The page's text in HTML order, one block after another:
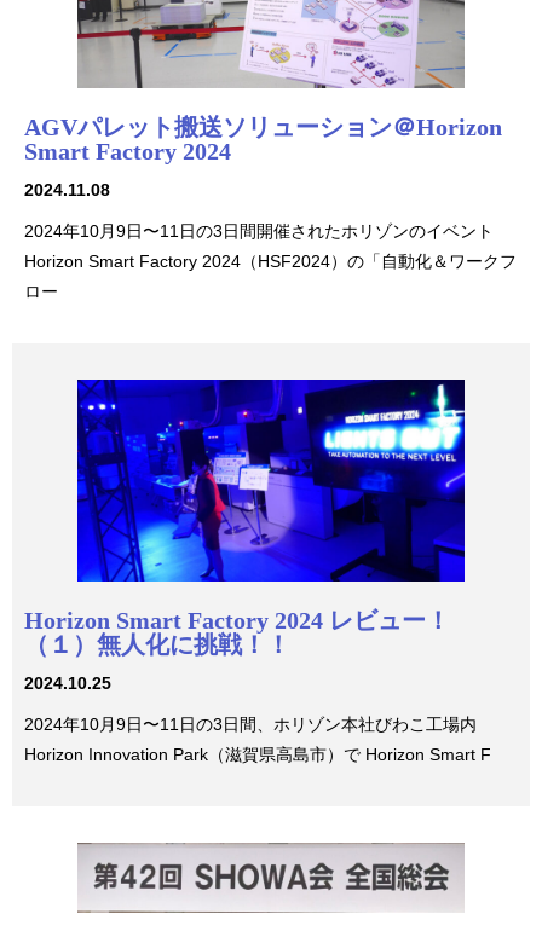
AGVパレット搬送ソリューション＠Horizon
Smart Factory 2024
2024.11.08
2024年10月9日〜11日の3日間開催されたホリゾンのイベント
Horizon Smart Factory 2024（HSF2024）の「自動化＆ワークフ
ロー
Horizon Smart Factory 2024 レビュー！
（１）無人化に挑戦！！
2024.10.25
2024年10月9日〜11日の3日間、ホリゾン本社びわこ工場内
Horizon Innovation Park（滋賀県高島市）で Horizon Smart F